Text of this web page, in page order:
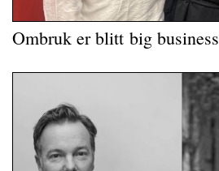
Ombruk er blitt big business